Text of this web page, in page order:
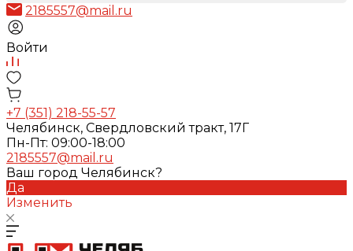
2185557@mail.ru
Войти
+7 (351) 218-55-57
Челябинск, Свердловский тракт, 17Г
Пн-Пт: 09:00-18:00
2185557@mail.ru
Ваш город Челябинск?
Да
Изменить